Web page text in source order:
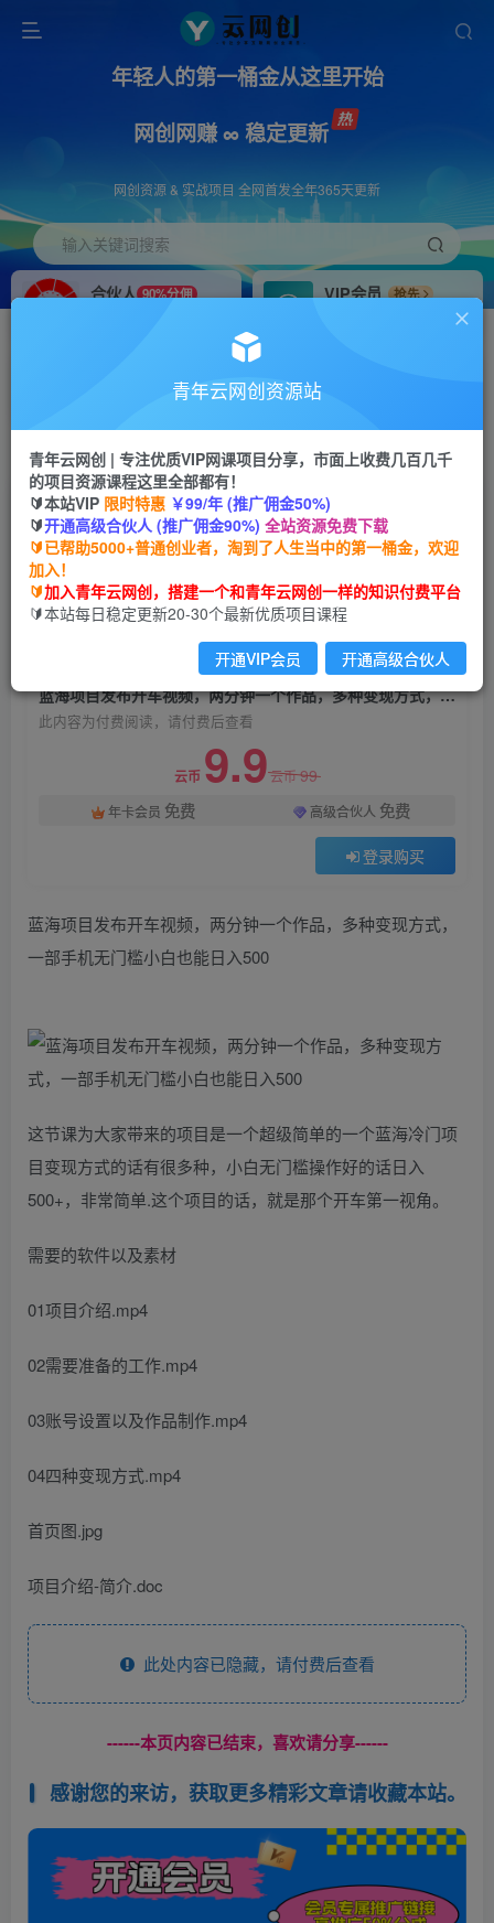
年轻人的第一桶金从这里开始
网创网赚 ∞ 稳定更新
网创资源 & 实战项目 全网首发全年365天更新
输入关键词搜索
合伙人 90%分佣
VIP会员
抢先
搭建同款网站，自己当老板
首页 创业课程 会员免费 正文
蓝海项目发布开车视频，两分钟一个作品，多种变
现方式，一部手机无门槛小白也能日入500
青年云网创
2年前发布
关注 私信
蓝海项目发布开车视频，两分钟一个作品，多种变现方式，一部手机无门槛小白也能日入500
此内容为付费阅读，请付费后查看
云币 9.9云币99
年卡会员 免费 高级合伙人 免费
登录购买
蓝海项目发布开车视频，两分钟一个作品，多种变现方式，
一部手机无门槛小白也能日入500
这节课为大家带来的项目是一个超级简单的一个蓝海冷门项
目变现方式的话有很多种，小白无门槛操作好的话日入
500+，非常简单.这个项目的话，就是那个开车第一视角。
需要的软件以及素材
01项目介绍.mp4
02需要准备的工作.mp4
03账号设置以及作品制作.mp4
04四种变现方式.mp4
首页图.jpg
项目介绍-简介.doc
此处内容已隐藏，请付费后查看
------本页内容已结束，喜欢请分享------
感谢您的来访，获取更多精彩文章请收藏本站。
青年云网创资源站
青年云网创 | 专注优质VIP网课项目分享，市面上收费几百几千
的项目资源课程这里全部都有！
🔰本站VIP 限时特惠 ￥99/年 (推广佣金50%)
🔰开通高级合伙人 (推广佣金90%) 全站资源免费下载
🔰已帮助5000+普通创业者，淘到了人生当中的第一桶金，欢迎
加入！
🔰加入青年云网创，搭建一个和青年云网创一样的知识付费平台
🔰本站每日稳定更新20-30个最新优质项目课程
开通VIP会员 开通高级合伙人